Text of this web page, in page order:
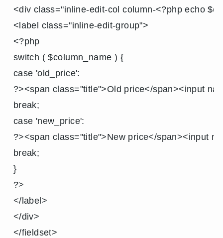
<div class="inline-edit-col column-<?php echo
<label class="inline-edit-group">
<?php
switch ( $column_name ) {
case 'old_price':
?><span class="title">Old price</span><input
break;
case 'new_price':
?><span class="title">New price</span><input
break;
}
?>
</label>
</div>
</fieldset>